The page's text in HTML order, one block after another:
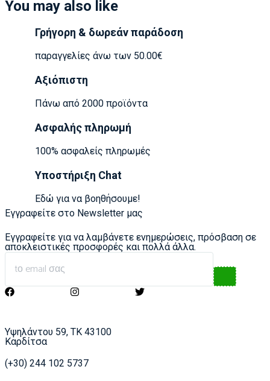
You may also like
Γρήγορη & δωρεάν παράδοση
παραγγελίες άνω των 50.00€
Αξιόπιστη
Πάνω από 2000 προϊόντα
Ασφαλής πληρωμή
100% ασφαλείς πληρωμές
Υποστήριξη Chat
Εδώ για να βοηθήσουμε!
Εγγραφείτε στο Newsletter μας
Εγγραφείτε για να λαμβάνετε ενημερώσεις, πρόσβαση σε
αποκλειστικές προσφορές και πολλά άλλα.
Υψηλάντου 59, ΤΚ 43100
Καρδίτσα
(+30) 244 102 5737